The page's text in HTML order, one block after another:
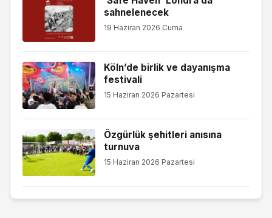
sahnelenecek
19 Haziran 2026 Cuma
Köln’de birlik ve dayanışma
festivali
15 Haziran 2026 Pazartesi
Özgürlük şehitleri anısına
turnuva
15 Haziran 2026 Pazartesi